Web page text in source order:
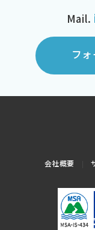
Mail.
フ
会社概要